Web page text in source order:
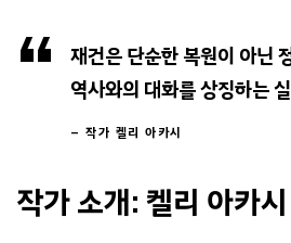
재건은 단순한 복원이 아닌
역사와의 대화를 상징하는
– 작가 켈리 아카시
작가 소개: 켈리 아카시